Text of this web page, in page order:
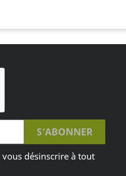
désinscrire à tout